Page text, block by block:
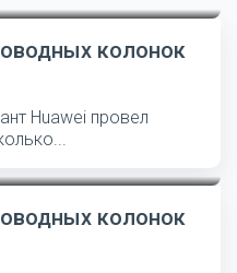
колонок
Huawei провел
колонок